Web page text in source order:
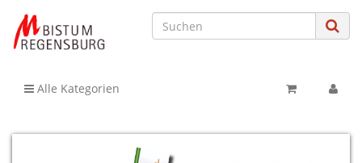
Alle Kategorien